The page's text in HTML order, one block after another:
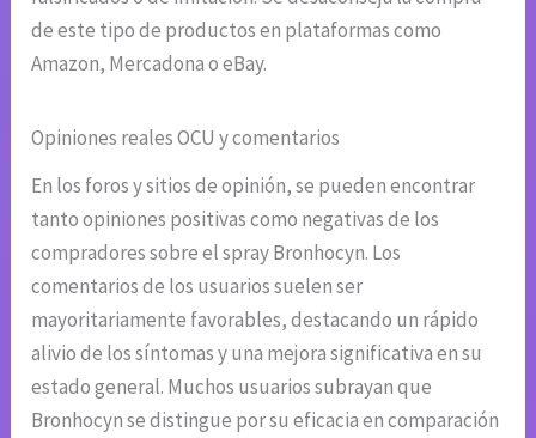
de este tipo de productos en plataformas como
Amazon, Mercadona o eBay.
Opiniones reales OCU y comentarios
En los foros y sitios de opinión, se pueden encontrar
tanto opiniones positivas como negativas de los
compradores sobre el spray Bronhocyn. Los
comentarios de los usuarios suelen ser
mayoritariamente favorables, destacando un rápido
alivio de los síntomas y una mejora significativa en su
estado general. Muchos usuarios subrayan que
Bronhocyn se distingue por su eficacia en comparación